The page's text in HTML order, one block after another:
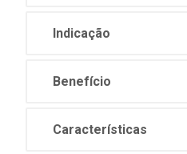
Indicação
Benefício
Características